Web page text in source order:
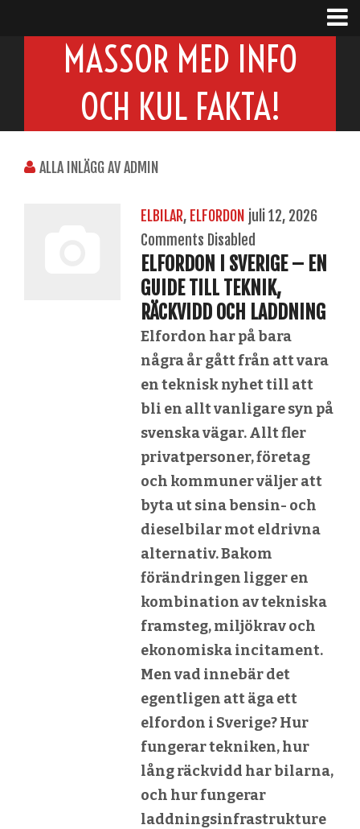
MASSOR MED INFO
OCH KUL FAKTA!
ALLA INLÄGG AV ADMIN
ELBILAR, ELFORDON juli 12, 2026
Comments Disabled
ELFORDON I SVERIGE – EN
GUIDE TILL TEKNIK,
RÄCKVIDD OCH LADDNING
Elfordon har på bara
några år gått från att vara
en teknisk nyhet till att
bli en allt vanligare syn på
svenska vägar. Allt fler
privatpersoner, företag
och kommuner väljer att
byta ut sina bensin- och
dieselbilar mot eldrivna
alternativ. Bakom
förändringen ligger en
kombination av tekniska
framsteg, miljökrav och
ekonomiska incitament.
Men vad innebär det
egentligen att äga ett
elfordon i Sverige? Hur
fungerar tekniken, hur
lång räckvidd har bilarna,
och hur fungerar
laddningsinfrastrukture